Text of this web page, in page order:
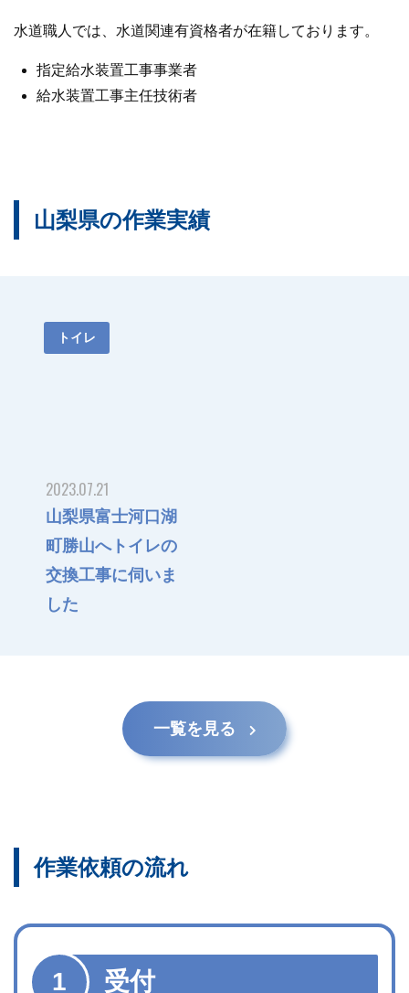
水道職人では、水道関連有資格者が在籍しております。
指定給水装置工事事業者
給水装置工事主任技術者
山梨県の作業実績
トイレ
町勝山へトイレの
交換工事に伺いま
した
受付
突然の水漏れやトイレのつまりなど、水のトラブル